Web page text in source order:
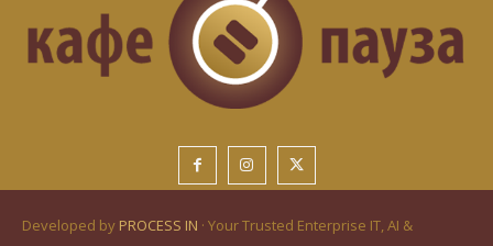
Developed by PROCESS IN · Your Trusted Enterprise IT, AI &